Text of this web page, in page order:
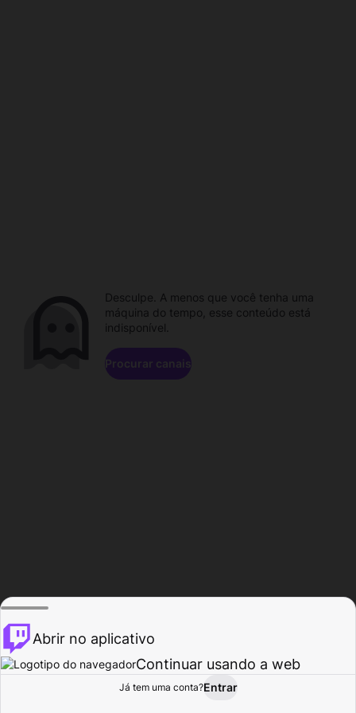
Procurar Atividade
Desculpe. A menos que você tenha uma
máquina do tempo, esse conteúdo está
indisponível.
Procurar canais
Abrir no aplicativo
Continuar usando a web
Já tem uma conta?Entrar